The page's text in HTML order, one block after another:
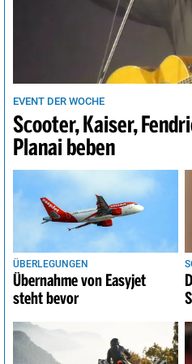
EVENT DER WOCHE
Scooter, Kaiser,
Planai beben
ÜBERLEGUNGEN
Übernahme von Easyjet
steht bevor